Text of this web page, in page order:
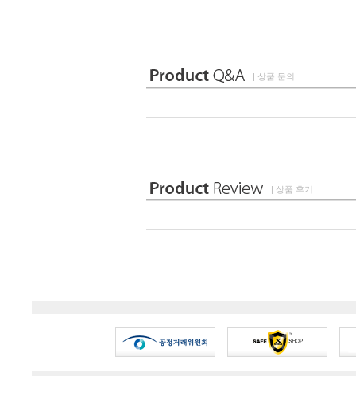
| 상품 문의
| 상품 후기